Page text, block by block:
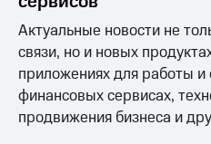
Актуальные новости не
связи, но и новых
приложениях для работы
финансовых сервисах,
продвижения бизнеса и